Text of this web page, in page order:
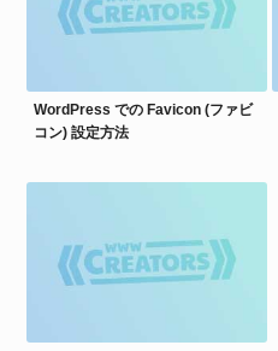
WordPress での Favicon (ファビ
コン) 設定方法